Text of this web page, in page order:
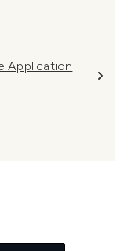
Application